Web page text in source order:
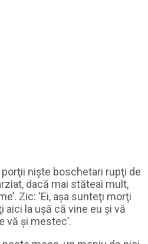
nişte boschetari rupţi de
dacă mai stăteai mult,
Zic: ‘Ei, aşa sunteţi morţi
aici la uşă că vine eu şi vă
vă şi mestec’.